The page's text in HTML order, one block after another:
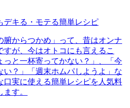
デキる・モテる簡単レシピ
腑からつかめ」って、昔はオンナ
すが、今はオトコにも言えるこ
っと一杯寄ってかない？」、「今
い？」「週末ホムパしようよ」な
口実に使える簡単レシピを人気料
す。